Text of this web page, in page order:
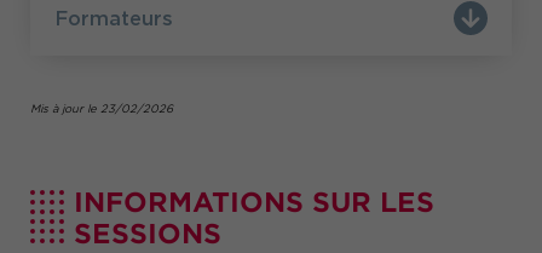
formatrice, consultante, conférencière.
Formateurs
Mis à jour le 23/02/2026
INFORMATIONS SUR LES
SESSIONS